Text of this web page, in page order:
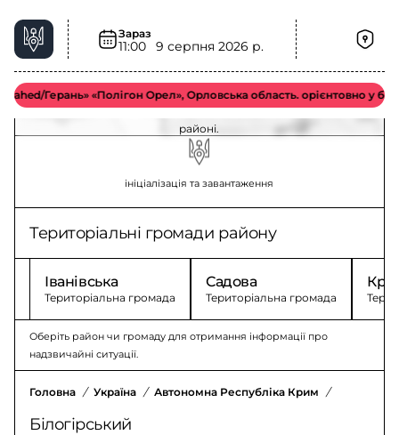
Зараз
11:00 9 серпня 2026 р.
Герань» «Полігон Орел», Орловська область. орієнтовно у
Повітряна тривога у Білогірському районі –
актуальна ситуація
Оновлення щодо повітряної тривоги у Білогірському
районі.
ініціалізація та завантаження
Територіальні громади району
Іванівська
Територіальна громада
Садова
Територіальна громада
Оберіть район чи громаду для отримання інформації про
надзвичайні ситуації.
Головна / Україна / Автономна Республіка Крим /
Білогірський